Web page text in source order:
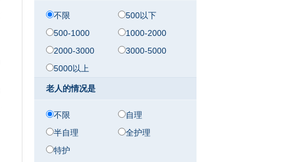
不限
500以下
500-1000
1000-2000
2000-3000
3000-5000
5000以上
老人的情况是
不限
自理
半自理
全护理
特护